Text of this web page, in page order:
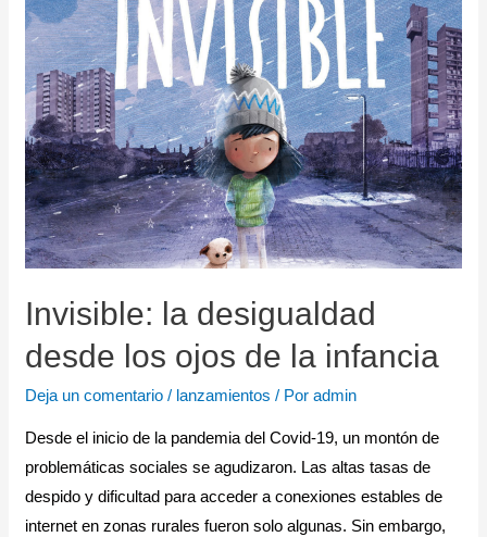
Invisible: la desigualdad
desde los ojos de la infancia
Deja un comentario / lanzamientos / Poradmin
Desde el inicio de la pandemia del Covid-19, un montón de
problemáticas sociales se agudizaron. Las altas tasas de
despido y dificultad para acceder a conexiones estables de
internet en zonas rurales fueron solo algunas. Sin embargo,